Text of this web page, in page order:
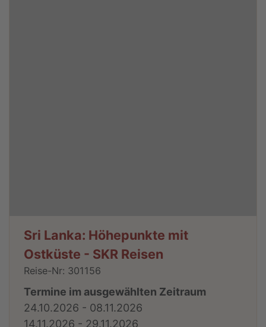
Sri Lanka: Höhepunkte mit
Ostküste - SKR Reisen
Reise-Nr: 301156
Termine im ausgewählten Zeitraum
24.10.2026 - 08.11.2026
14.11.2026 - 29.11.2026